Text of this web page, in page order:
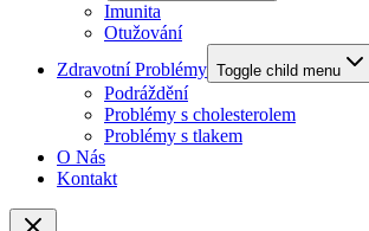
Imunita
Otužování
Zdravotní Problémy Toggle child menu
Podráždění
Problémy s cholesterolem
Problémy s tlakem
O Nás
Kontakt